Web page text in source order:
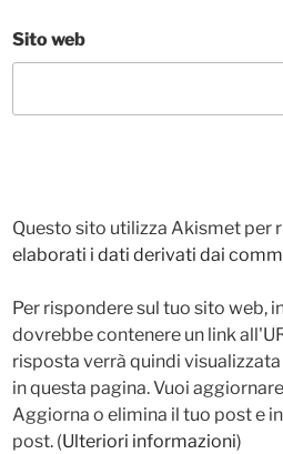
Sito web
Questo sito utilizza Akismet per
elaborati i dati derivati dai
Per rispondere sul tuo sito web,
dovrebbe contenere un link
risposta verrà quindi
in questa pagina. Vuoi
Aggiorna o elimina il tuo post e
post. (Ulteriori informazioni)